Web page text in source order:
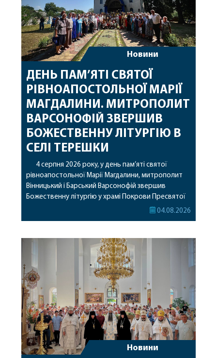
Новини
ДЕНЬ ПАМ’ЯТІ СВЯТОЇ
РІВНОАПОСТОЛЬНОЇ МАРІЇ
МАГДАЛИНИ. МИТРОПОЛИТ
ВАРСОНОФІЙ ЗВЕРШИВ
БОЖЕСТВЕННУ ЛІТУРГІЮ В
СЕЛІ ТЕРЕШКИ
4 серпня 2026 року, у день пам’яті святої
рівноапостольної Марії Магдалини, митрополит
Вінницький і Барський Варсонофій звершив
Божественну літургію у храмі Покрови Пресвятої
Богородиці села Терешки Барського благочиння.
рівноапостольної Марії Магдалини з часткою її
святих мощей, передана зі Святої Гори Афон.
Також для поклоніння вірянам […]
04.08.2026
Новини